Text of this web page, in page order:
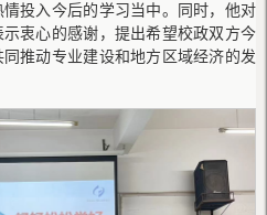
投入今后的学习当中。同时，他对
衷心的感谢，提出希望校政双方今
推动专业建设和地方区域经济的发